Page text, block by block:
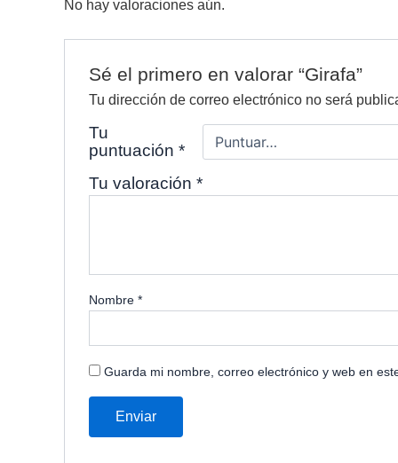
No hay valoraciones aún.
Sé el primero en valorar “Girafa”
Tu dirección de correo electrónico no será
Tu
puntuación *
Tu valoración *
Nombre *
Guarda mi nombre, correo electrónico y web en